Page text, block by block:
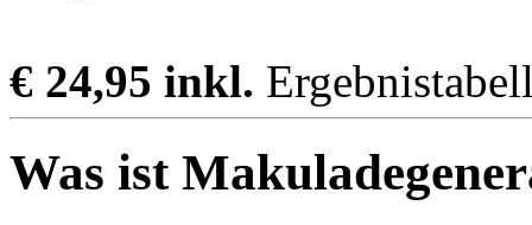
€ 24,95 inkl.
Was ist